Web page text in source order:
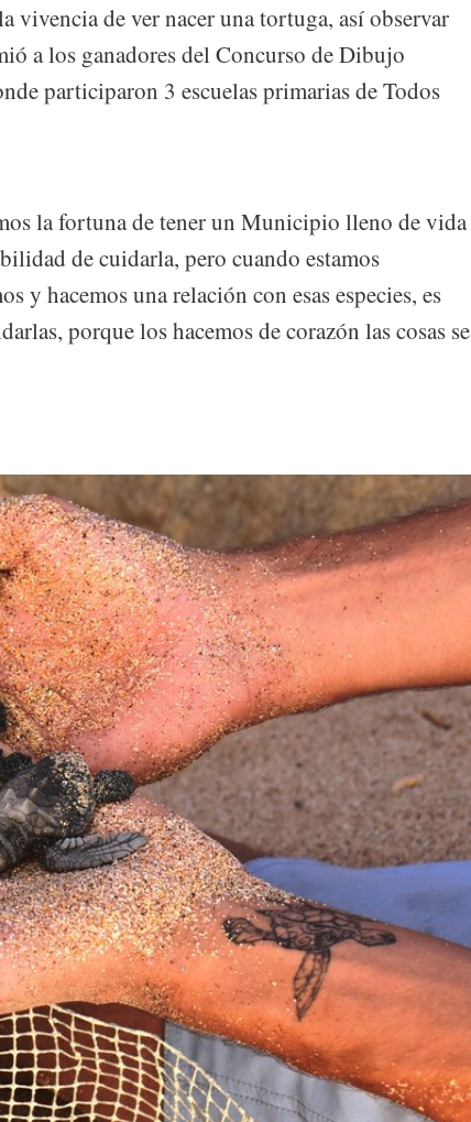
de ver nacer una tortuga, así observar
a los ganadores del Concurso de Dibujo
participaron 3 escuelas primarias de Todos
la fortuna de tener un Municipio lleno de vida
de cuidarla, pero cuando estamos
y hacemos una relación con esas especies, es
porque los hacemos de corazón las cosas se